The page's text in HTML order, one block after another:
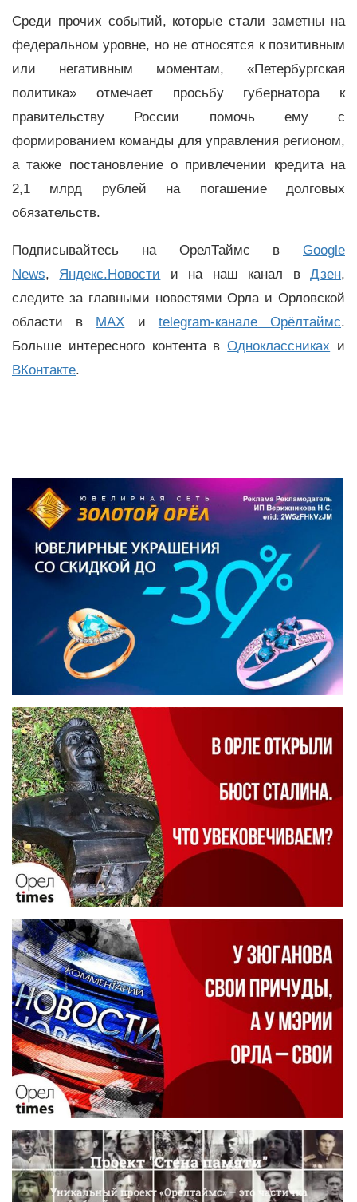
Среди прочих событий, которые стали заметны на
федеральном уровне, но не относятся к позитивным
или негативным моментам, «Петербургская
политика» отмечает просьбу губернатора к
правительству России помочь ему с
формированием команды для управления регионом,
а также постановление о привлечении кредита на
2,1 млрд рублей на погашение долговых
обязательств.
Подписывайтесь на ОрелТаймс в Google
News, Яндекс.Новости и на наш канал вДзен,
следите за главными новостями Орла и Орловской
области в MAX и telegram-канале Орёлтаймс.
Больше интересного контента вОдноклассниках и
ВКонтакте.